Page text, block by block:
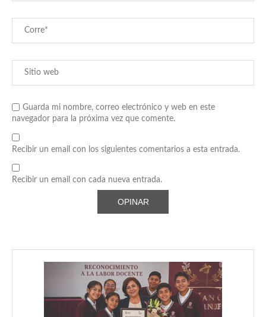
Guarda mi nombre, correo electrónico y web en este
navegador para la próxima vez que comente.
Recibir un email con los siguientes comentarios a esta entrada.
Recibir un email con cada nueva entrada.